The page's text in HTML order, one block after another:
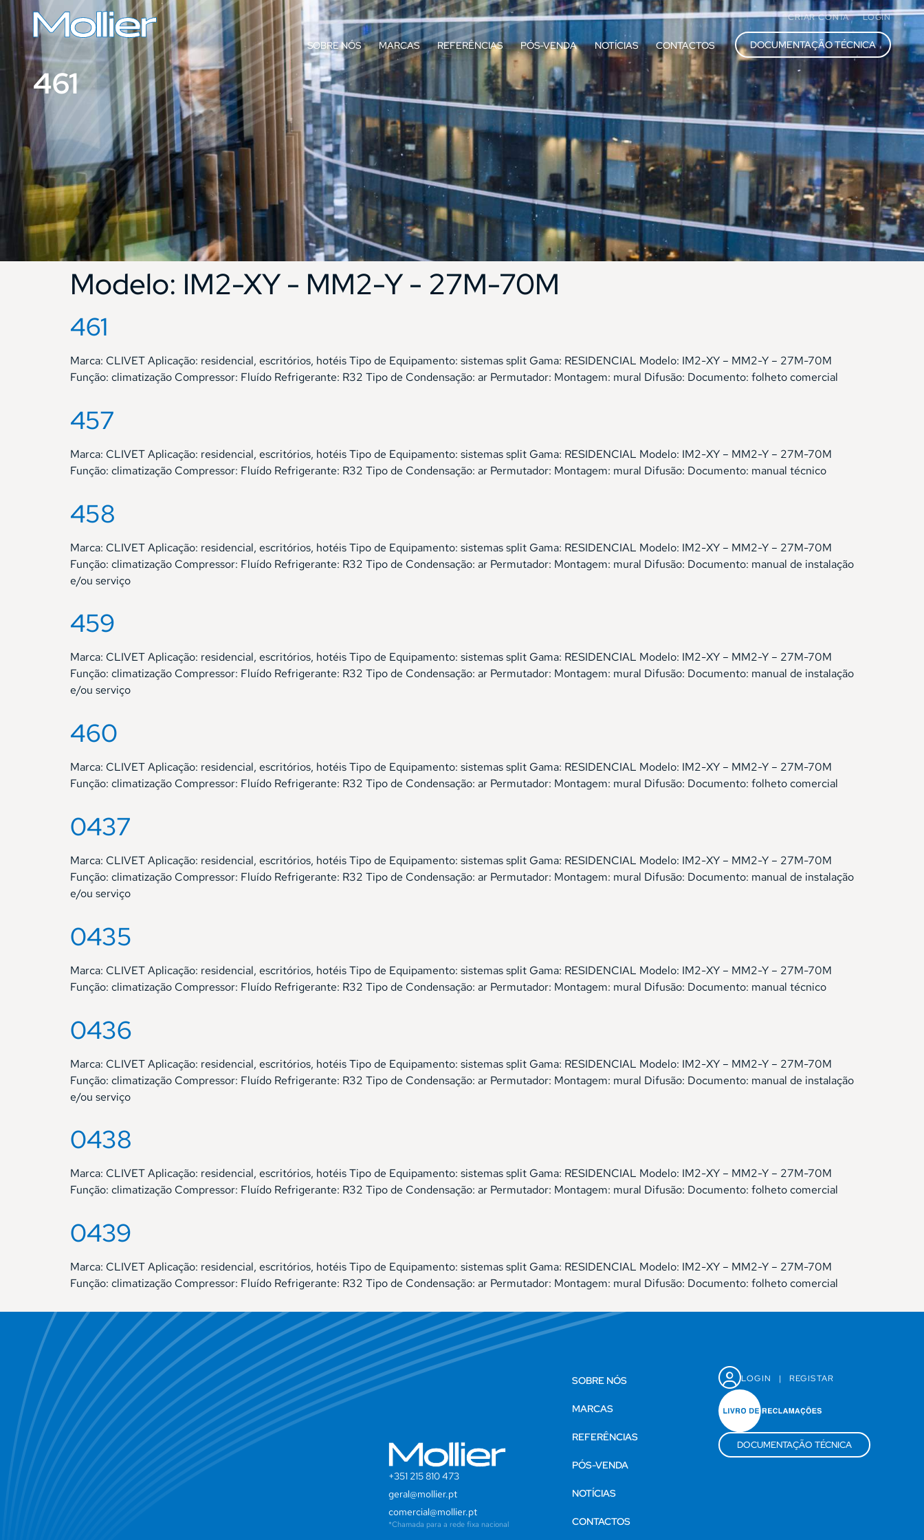
CRIAR CONTA LOGIN
SOBRE NÓS MARCAS REFERÊNCIAS PÓS-VENDA NOTÍCIAS CONTACTOS DOCUMENTAÇÃO TÉCNICA
461
Modelo: IM2-XY - MM2-Y - 27M-70M
461
Marca: CLIVET Aplicação: residencial, escritórios, hotéis Tipo de Equipamento: sistemas split Gama: RESIDENCIAL Modelo: IM2-XY – MM2-Y – 27M-70M
Função: climatização Compressor: Fluído Refrigerante: R32 Tipo de Condensação: ar Permutador: Montagem: mural Difusão: Documento: folheto comercial
457
Marca: CLIVET Aplicação: residencial, escritórios, hotéis Tipo de Equipamento: sistemas split Gama: RESIDENCIAL Modelo: IM2-XY – MM2-Y – 27M-70M
Função: climatização Compressor: Fluído Refrigerante: R32 Tipo de Condensação: ar Permutador: Montagem: mural Difusão: Documento: manual técnico
458
Marca: CLIVET Aplicação: residencial, escritórios, hotéis Tipo de Equipamento: sistemas split Gama: RESIDENCIAL Modelo: IM2-XY – MM2-Y – 27M-70M
Função: climatização Compressor: Fluído Refrigerante: R32 Tipo de Condensação: ar Permutador: Montagem: mural Difusão: Documento: manual de instalação
e/ou serviço
459
Marca: CLIVET Aplicação: residencial, escritórios, hotéis Tipo de Equipamento: sistemas split Gama: RESIDENCIAL Modelo: IM2-XY – MM2-Y – 27M-70M
Função: climatização Compressor: Fluído Refrigerante: R32 Tipo de Condensação: ar Permutador: Montagem: mural Difusão: Documento: manual de instalação
e/ou serviço
460
Marca: CLIVET Aplicação: residencial, escritórios, hotéis Tipo de Equipamento: sistemas split Gama: RESIDENCIAL Modelo: IM2-XY – MM2-Y – 27M-70M
Função: climatização Compressor: Fluído Refrigerante: R32 Tipo de Condensação: ar Permutador: Montagem: mural Difusão: Documento: folheto comercial
0437
Marca: CLIVET Aplicação: residencial, escritórios, hotéis Tipo de Equipamento: sistemas split Gama: RESIDENCIAL Modelo: IM2-XY – MM2-Y – 27M-70M
Função: climatização Compressor: Fluído Refrigerante: R32 Tipo de Condensação: ar Permutador: Montagem: mural Difusão: Documento: manual de instalação
e/ou serviço
0435
Marca: CLIVET Aplicação: residencial, escritórios, hotéis Tipo de Equipamento: sistemas split Gama: RESIDENCIAL Modelo: IM2-XY – MM2-Y – 27M-70M
Função: climatização Compressor: Fluído Refrigerante: R32 Tipo de Condensação: ar Permutador: Montagem: mural Difusão: Documento: manual técnico
0436
Marca: CLIVET Aplicação: residencial, escritórios, hotéis Tipo de Equipamento: sistemas split Gama: RESIDENCIAL Modelo: IM2-XY – MM2-Y – 27M-70M
Função: climatização Compressor: Fluído Refrigerante: R32 Tipo de Condensação: ar Permutador: Montagem: mural Difusão: Documento: manual de instalação
e/ou serviço
0438
Marca: CLIVET Aplicação: residencial, escritórios, hotéis Tipo de Equipamento: sistemas split Gama: RESIDENCIAL Modelo: IM2-XY – MM2-Y – 27M-70M
Função: climatização Compressor: Fluído Refrigerante: R32 Tipo de Condensação: ar Permutador: Montagem: mural Difusão: Documento: folheto comercial
0439
Marca: CLIVET Aplicação: residencial, escritórios, hotéis Tipo de Equipamento: sistemas split Gama: RESIDENCIAL Modelo: IM2-XY – MM2-Y – 27M-70M
Função: climatização Compressor: Fluído Refrigerante: R32 Tipo de Condensação: ar Permutador: Montagem: mural Difusão: Documento: folheto comercial
+351 215 810 473
geral@mollier.pt
comercial@mollier.pt
*Chamada para a rede fixa nacional
SOBRE NÓS
MARCAS
REFERÊNCIAS
PÓS-VENDA
NOTÍCIAS
CONTACTOS
LOGIN | REGISTAR
DOCUMENTAÇÃO TÉCNICA